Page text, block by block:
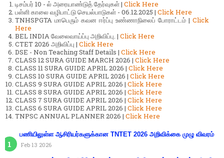
டிசம்பர் 10 - ல் அரையாண்டுத் தேர்வுகள் | Click Here
பள்ளி காலை வழிபாட்டு செயல்பாடுகள் - 06.12.2025 | Click Here
TNHSPGTA மாபெரும் கவன ஈர்ப்பு உண்ணாநிலைப் போராட்டம் | Click
Here
BEL INDIA வேலைவாய்ப்பு அறிவிப்பு. | Click Here
CTET 2026 அறிவிப்பு | Click Here
DSE - Non Teaching Staff Details | Click Here
CLASS 12 SURA GUIDE MARCH 2026 | Click Here
CLASS 11 SURA GUIDE APRIL 2026 | Click Here
CLASS 10 SURA GUIDE APRIL 2026 | Click Here
CLASS 9 SURA GUIDE APRIL 2026 | Click Here
CLASS 8 SURA GUIDE APRIL 2026 | Click Here
CLASS 7 SURA GUIDE APRIL 2026 | Click Here
CLASS 6 SURA GUIDE APRIL 2026 | Click Here
TNPSC ANNUAL PLANNER 2026 | Click Here
பணியிலுள்ள ஆசிரியர்களுக்கான TNTET 2026 அறிவிக்கை முழு விவரம்
Feb 13 2026